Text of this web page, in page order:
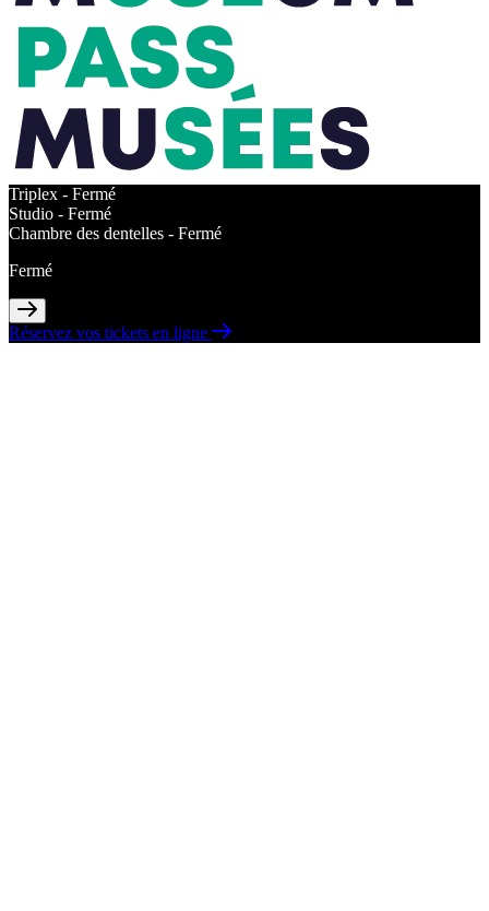
Triplex - Fermé
Studio - Fermé
Chambre des dentelles - Fermé
Fermé
Réservez vos tickets en ligne